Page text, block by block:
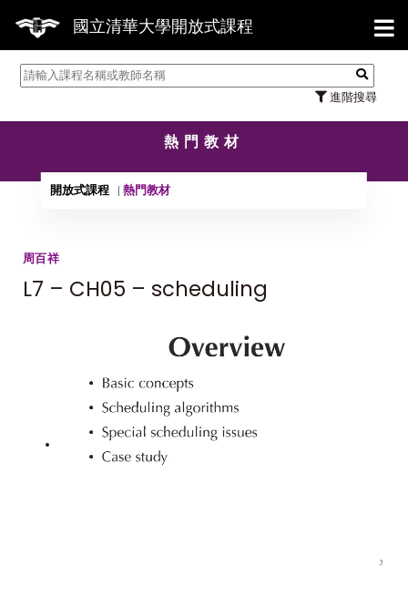
國立清華大學開放式課程
進階搜尋
【7/31】114
熱門教材
開放式課程 熱門教材
周百祥
L7 – CH05 – scheduling